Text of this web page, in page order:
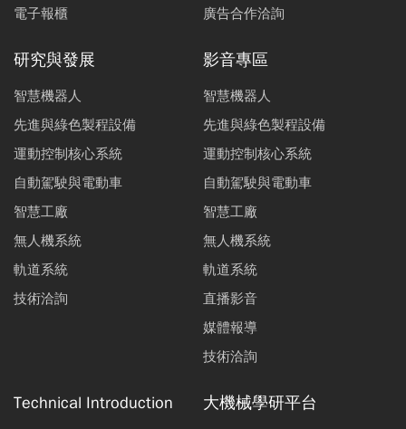
電子報櫃
廣告合作洽詢
研究與發展
智慧機器人
先進與綠色製程設備
運動控制核心系統
自動駕駛與電動車
智慧工廠
無人機系統
軌道系統
技術洽詢
影音專區
智慧機器人
先進與綠色製程設備
運動控制核心系統
自動駕駛與電動車
智慧工廠
無人機系統
軌道系統
直播影音
媒體報導
技術洽詢
Technical Introduction 大機械學研平台